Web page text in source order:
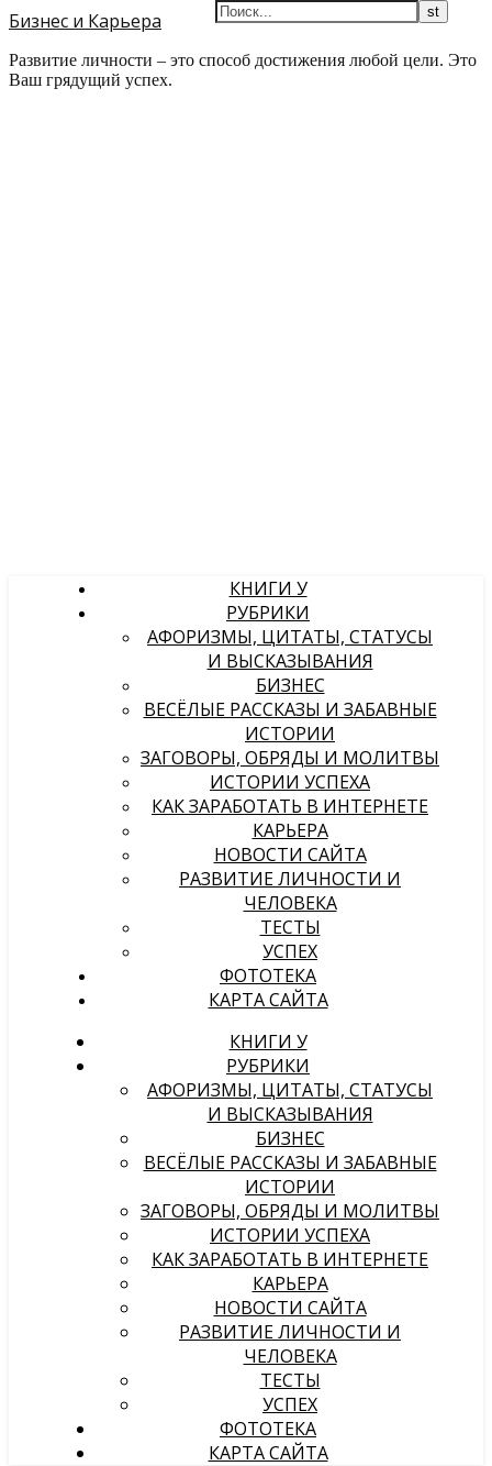
Бизнес и Карьера
Развитие личности – это способ достижения любой цели. Это
Ваш грядущий успех.
КНИГИ У
РУБРИКИ
АФОРИЗМЫ, ЦИТАТЫ, СТАТУСЫ
И ВЫСКАЗЫВАНИЯ
БИЗНЕС
ВЕСЁЛЫЕ РАССКАЗЫ И ЗАБАВНЫЕ
ИСТОРИИ
ЗАГОВОРЫ, ОБРЯДЫ И МОЛИТВЫ
ИСТОРИИ УСПЕХА
КАК ЗАРАБОТАТЬ В ИНТЕРНЕТЕ
КАРЬЕРА
НОВОСТИ САЙТА
РАЗВИТИЕ ЛИЧНОСТИ И
ЧЕЛОВЕКА
ТЕСТЫ
УСПЕХ
ФОТОТЕКА
КАРТА САЙТА
КНИГИ У
РУБРИКИ
АФОРИЗМЫ, ЦИТАТЫ, СТАТУСЫ
И ВЫСКАЗЫВАНИЯ
БИЗНЕС
ВЕСЁЛЫЕ РАССКАЗЫ И ЗАБАВНЫЕ
ИСТОРИИ
ЗАГОВОРЫ, ОБРЯДЫ И МОЛИТВЫ
ИСТОРИИ УСПЕХА
КАК ЗАРАБОТАТЬ В ИНТЕРНЕТЕ
КАРЬЕРА
НОВОСТИ САЙТА
РАЗВИТИЕ ЛИЧНОСТИ И
ЧЕЛОВЕКА
ТЕСТЫ
УСПЕХ
ФОТОТЕКА
КАРТА САЙТА